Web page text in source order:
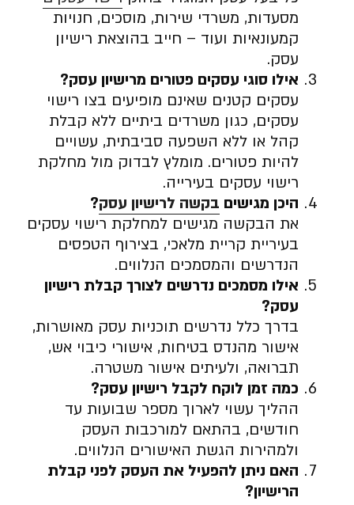
מסעדות, משרדי שירות, מוסכים, חנויות
קמעונאיות ועוד – חייב בהוצאת רישיון
עסק.
אילו סוגי עסקים פטורים מרישיון עסק?
עסקים קטנים שאינם מופיעים בצו רישוי
עסקים, כגון משרדים ביתיים ללא קבלת
קהל או ללא השפעה סביבתית, עשויים
להיות פטורים. מומלץ לבדוק מול מחלקת
רישוי עסקים בעירייה.
היכן מגישים בקשה לרישיון עסק?
את הבקשה מגישים למחלקת רישוי עסקים
בעיריית קריית מלאכי, בצירוף הטפסים
הנדרשים והמסמכים הנלווים.
אילו מסמכים נדרשים לצורך קבלת רישיון
עסק?
בדרך כלל נדרשים תוכניות עסק מאושרות,
אישור מהנדס בטיחות, אישורי כיבוי אש,
תברואה, ולעיתים אישור משטרה.
כמה זמן לוקח לקבל רישיון עסק?
ההליך עשוי לארוך מספר שבועות עד
חודשים, בהתאם למורכבות העסק
ולמהירות הגשת האישורים הנלווים.
האם ניתן להפעיל את העסק לפני קבלת
הרישיון?